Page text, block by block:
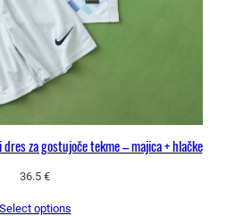
za gostujoče tekme – majica + hlačke
36.5 €
Select options